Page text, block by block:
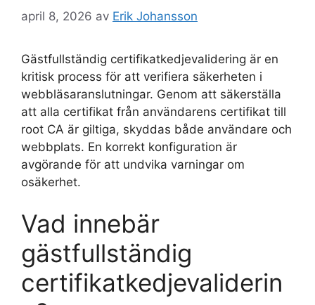
april 8, 2026 av Erik Johansson
Gästfullständig certifikatkedjevalidering är en
kritisk process för att verifiera säkerheten i
webbläsaranslutningar. Genom att säkerställa
att alla certifikat från användarens certifikat till
root CA är giltiga, skyddas både användare och
webbplats. En korrekt konfiguration är
avgörande för att undvika varningar om
osäkerhet.
Vad innebär
gästfullständig
certifikatkedjevaliderin